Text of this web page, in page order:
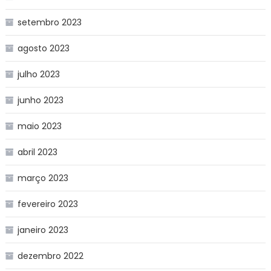
setembro 2023
agosto 2023
julho 2023
junho 2023
maio 2023
abril 2023
março 2023
fevereiro 2023
janeiro 2023
dezembro 2022